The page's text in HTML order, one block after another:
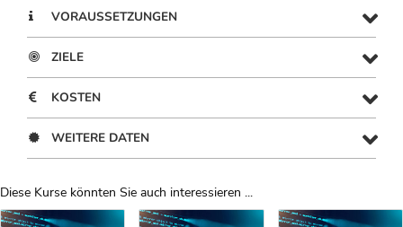
VORAUSSETZUNGEN
ZIELE
KOSTEN
WEITERE DATEN
Diese Kurse könnten Sie auch interessieren ...
Uber Weiterbildungsvorschläge